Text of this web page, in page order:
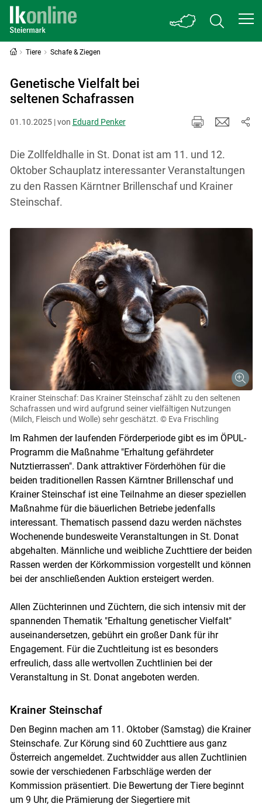
Skip to main content
Tiere Schafe & Ziegen
Genetische Vielfalt bei
seltenen Schafrassen
01.10.2025 | von Eduard Penker
Die Zollfeldhalle in St. Donat ist am 11. und 12.
Oktober Schauplatz interessanter Veranstaltungen
zu den Rassen Kärntner Brillenschaf und Krainer
Steinschaf.
Krainer Steinschaf: Das Krainer Steinschaf zählt zu den seltenen
Schafrassen und wird aufgrund seiner vielfältigen Nutzungen
(Milch, Fleisch und Wolle) sehr geschätzt. © Eva Frischling
Im Rahmen der laufenden Förderperiode gibt es im ÖPUL-
Programm die Maßnahme "Erhaltung gefährdeter
Nutztierrassen". Dank attraktiver Förderhöhen für die
beiden traditionellen Rassen Kärntner Brillenschaf und
Krainer Steinschaf ist eine Teilnahme an dieser speziellen
Maßnahme für die bäuerlichen Betriebe jedenfalls
interessant. Thematisch passend dazu werden nächstes
Wochenende bundesweite Veranstaltungen in St. Donat
abgehalten. Männliche und weibliche Zuchttiere der beiden
Rassen werden der Körkommission vorgestellt und können
bei der anschließenden Auktion ersteigert werden.
Allen Züchterinnen und Züchtern, die sich intensiv mit der
spannenden Thematik "Erhaltung genetischer Vielfalt"
auseinandersetzen, gebührt ein großer Dank für ihr
Engagement. Für die Zuchtleitung ist es besonders
erfreulich, dass alle wertvollen Zuchtlinien bei der
Veranstaltung in St. Donat angeboten werden.
Krainer Steinschaf
Den Beginn machen am 11. Oktober (Samstag) die Krainer
Steinschafe. Zur Körung sind 60 Zuchttiere aus ganz
Österreich angemeldet. Zuchtwidder aus allen Zuchtlinien
sowie der verschiedenen Farbschläge werden der
Kommission präsentiert. Die Bewertung der Tiere beginnt
um 9 Uhr, die Prämierung der Siegertiere mit